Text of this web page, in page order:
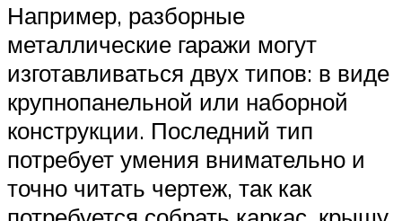
Например, разборные
металлические гаражи могут
изготавливаться двух типов: в виде
крупнопанельной или наборной
конструкции. Последний тип
потребует умения внимательно и
точно читать чертеж, так как